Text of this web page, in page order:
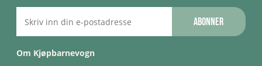
Abonner
Om Kjøpbarnevogn